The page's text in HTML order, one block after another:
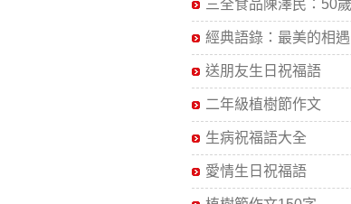
三全食品陳澤民：50
經典語錄：最美的相
送朋友生日祝福語
二年級植樹節作文
生病祝福語大全
愛情生日祝福語